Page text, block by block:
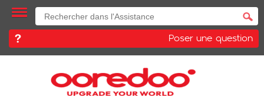
Poser une question